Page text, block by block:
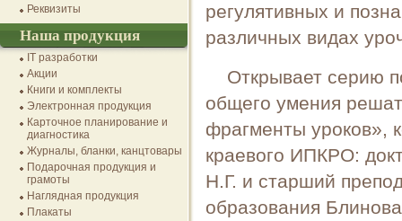
регулятивных и
различных видах
Открывает серию
общего умения
фрагменты уроков»,
краевого ИПКРО:
Н.Г. и старший
образования
Реквизиты
Наша продукция
IT разработки
Акции
Книги и комплекты
Электронная продукция
Карточное планирование и
диагностика
Журналы, бланки, канцтовары
Подарочная продукция и
грамоты
Наглядная продукция
Плакаты